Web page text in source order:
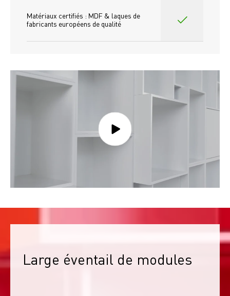
Matériaux certifiés : MDF & laques de
fabricants européens de qualité
Large éventail de modules